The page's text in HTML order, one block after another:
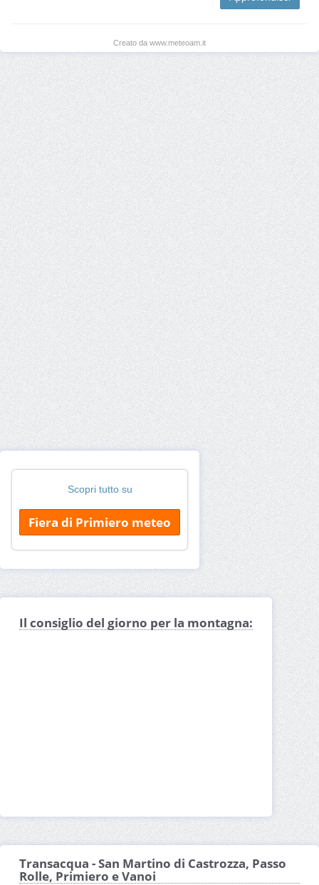
Creato da www.meteoam.it
Scopri tutto su
Fiera di Primiero meteo
Il consiglio del giorno per la montagna:
Transacqua - San Martino di Castrozza, Passo
Rolle, Primiero e Vanoi